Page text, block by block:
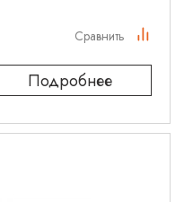
Подробнее
Сравнить